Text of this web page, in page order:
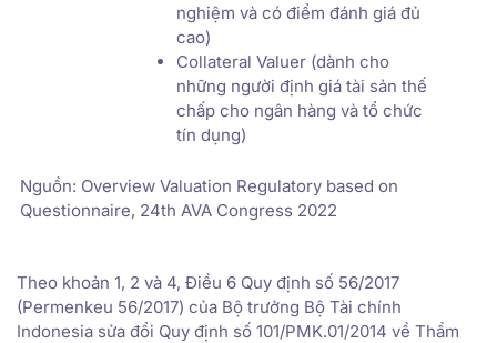
nghiệm và có điểm đánh giá đủ
cao)
Collateral Valuer (dành cho
những người định giá tài sản thế
chấp cho ngân hàng và tổ chức
tín dụng)
Nguồn: Overview Valuation Regulatory based on
Questionnaire, 24th AVA Congress 2022
Theo khoản 1, 2 và 4, Điều 6 Quy định số 56/2017
(Permenkeu 56/2017) của Bộ trưởng Bộ Tài chính
Indonesia sửa đổi Quy định số 101/PMK.01/2014 về Thẩm